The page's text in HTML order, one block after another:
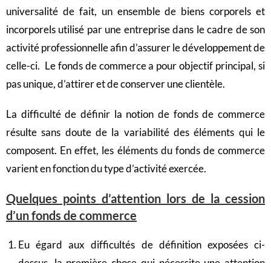
universalité de fait, un ensemble de biens corporels et
incorporels utilisé par une entreprise dans le cadre de son
activité professionnelle afin d’assurer le développement de
celle-ci. Le fonds de commerce a pour objectif principal, si
pas unique, d’attirer et de conserver une clientèle.
La difficulté de définir la notion de fonds de commerce
résulte sans doute de la variabilité des éléments qui le
composent. En effet, les éléments du fonds de commerce
varient en fonction du type d’activité exercée.
Quelques points d’attention lors de la cession
d’un fonds de commerce
Eu égard aux difficultés de définition exposées ci-